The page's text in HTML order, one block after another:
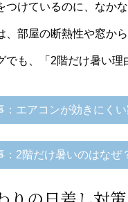
つけているのに、なか
、部屋の断熱性や窓か
でも、「2階だけ暑い
：エアコンが効きにく
：2階だけ暑いのはなぜ